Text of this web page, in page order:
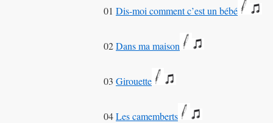
01 Dis-moi comment c’est un bébé
02Dans ma maison
03 Girouette
04Les camemberts